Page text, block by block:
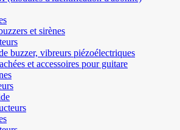
et sirènes
buzzer, vibreurs piézoélectriques
et accessoires pour guitare